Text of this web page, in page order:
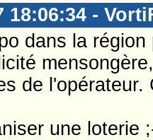
18:06:34 -
dans la
de
une loterie